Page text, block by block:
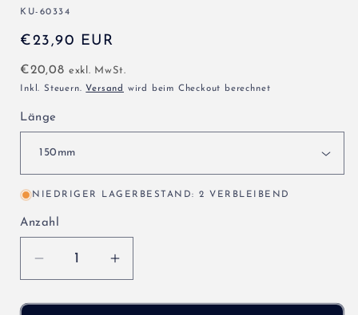
SKU:
KU-60334
Normaler
Preis
€23,90 EUR
€20,08 exkl. MwSt.
Inkl. Steuern.Versand wird beim Checkout berechnet
Länge
NIEDRIGER LAGERBESTAND: 2 VERBLEIBEND
Anzahl
Verringere
die
Menge
Erhöhe
die
Menge